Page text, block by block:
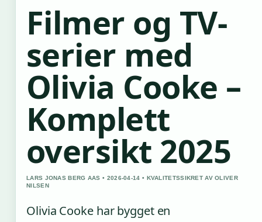
Filmer og TV-
serier med
Olivia Cooke –
Komplett
oversikt 2025
LARS JONAS BERG AAS • 2026-04-14 • KVALITETSSIKRET AV OLIVER
NILSEN
Olivia Cooke har bygget en